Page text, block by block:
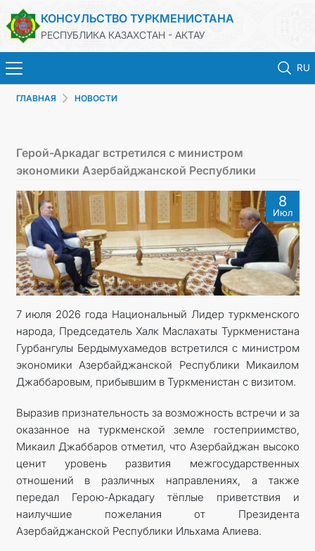
КОНСУЛЬСТВО ТУРКМЕНИСТАНА
РЕСПУБЛИКА КАЗАХСТАН - АКТАУ
RU
ТУРКМЕНИСТАН
КОНСУЛЬСКИЕ УСЛУГИ
МИД
ЗАПИСЬ НА ПРИЕМ
КОНТАКТНЫЕ ДАННЫЕ
ДОКУМЕНТЫ
ГЛАВНАЯ НОВОСТИ
Герой-Аркадаг встретился с министром
экономики Азербайджанской Республики
8
Июл
7 июля 2026 года Национальный Лидер туркменского
народа, Председатель Халк Маслахаты Туркменистана
Гурбангулы Бердымухамедов встретился с министром
экономики Азербайджанской Республики Микаилом
Джаббаровым, прибывшим в Туркменистан с визитом.
Выразив признательность за возможность встречи и за
оказанное на туркменской земле гостеприимство,
Микаил Джаббаров отметил, что Азербайджан высоко
ценит уровень развития межгосударственных
отношений в различных направлениях, а также
передал Герою-Аркадагу тёплые приветствия и
наилучшие пожелания от Президента
Азербайджанской Республики Ильхама Алиева.